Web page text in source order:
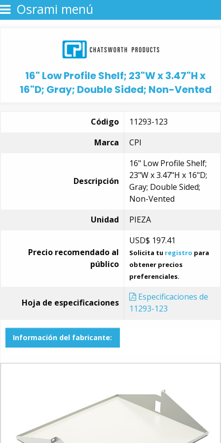
Osrami menú
16" Low Profile Shelf; 23"W x 3.47"H x
16"D; Gray; Double Sided; Non-Vented
Código
11293-123
Marca
CPI
Descripción
16" Low Profile Shelf;
23"W x 3.47"H x 16"D;
Gray; Double Sided;
Non-Vented
Unidad
PIEZA
Precio recomendado al
público
USD$ 197.41
Solicita tu registro para
obtener precios
preferenciales.
Hoja de especificaciones
Especificaciones de
11293-123
Información del fabricante: